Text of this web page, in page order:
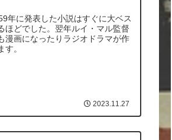
年に発表した小説はすぐに大ベス
ほどでした。翌年ルイ・マル監督
漫画になったりラジオドラマが作
す。
2023.11.27